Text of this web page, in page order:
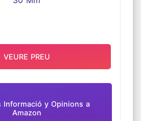
Informació y Opinions a
Amazon
VEURE PREU